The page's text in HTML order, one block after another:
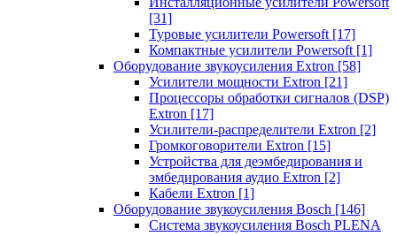
[31]
Туровые усилители Powersoft [17]
Компактные усилители Powersoft [1]
Оборудование звукоусиления Extron [58]
Усилители мощности Extron [21]
Процессоры обработки сигналов (DSP)
Extron [17]
Усилители-распределители Extron [2]
Громкоговорители Extron [15]
Устройства для деэмбедирования и
эмбедирования аудио Extron [2]
Кабели Extron [1]
Оборудование звукоусиления Bosch [146]
Система звукоусиления Bosch PLENA